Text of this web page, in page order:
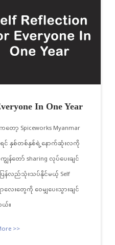
In One Year
ော့ Spiceworks Myanmar
င် နှစ်တစ်နှစ်ရဲ့နောက်ဆုံးလကို
တော် sharing လုပ်ပေးချင်
လည်သုံးသပ်နိုင်မယ့် Self
ေးတွေကို ဝေမျှပေးသွားချင်
ယ်။
>>